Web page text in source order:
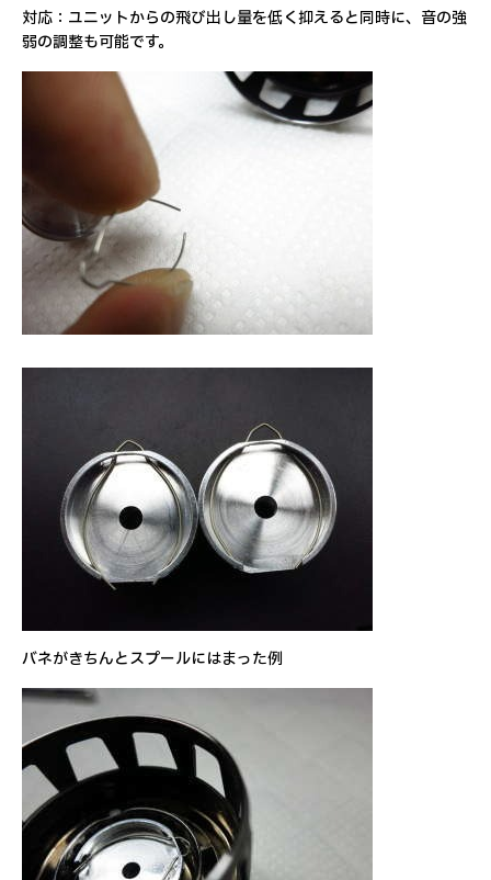
対応：ユニットからの飛び出し量を低く抑えると同時に、音の強
弱の調整も可能です。
バネがきちんとスプールにはまった例